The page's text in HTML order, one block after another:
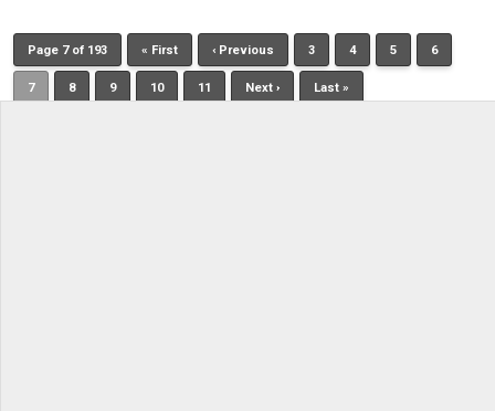
Page 7 of 193 « First ‹ Previous 3 4 5 6
7 8 9 10 11 Next › Last »